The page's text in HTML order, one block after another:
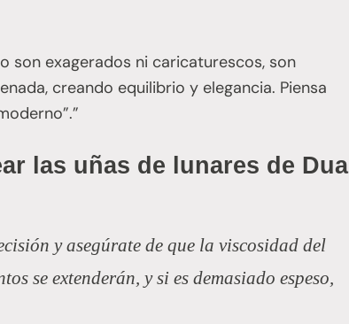
son exagerados ni caricaturescos, son
creando equilibrio y elegancia. Piensa
las uñas de lunares de Dua
y asegúrate de que la viscosidad del
se extenderán, y si es demasiado espeso,